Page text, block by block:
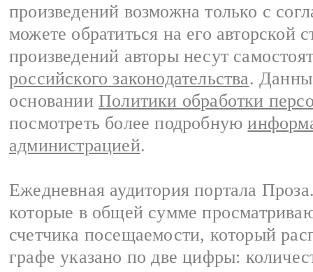
произведений возможна только с
можете обратиться на его авторской
произведений авторы несут
российского законодательства.
основании Политики обработки
посмотреть более подробную
администрацией.
Ежедневная аудитория портала
которые в общей сумме
счетчика посещаемости, который
графе указано по две цифры: